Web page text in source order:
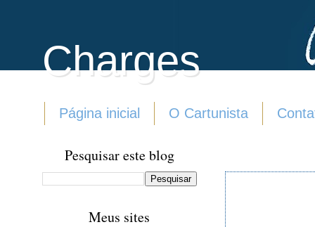
Charges
Página inicial O Cartunista
Pesquisar este blog
Meus sites